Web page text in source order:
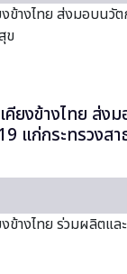
ยงข้างไทย ส่ง
แก่กระทรวงส